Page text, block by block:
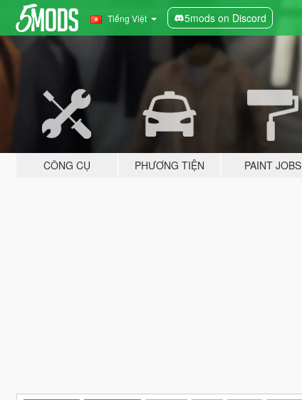
Tiếng Việt 5mods on Discord
CÔNG CỤ PHƯƠNG TIỆN PAINT JOBS